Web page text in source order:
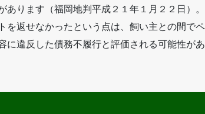
あります（福岡地判平成２１年１月２２日）
を返せなかったという点は、飼い主との間で
に違反した債務不履行と評価される可能性が